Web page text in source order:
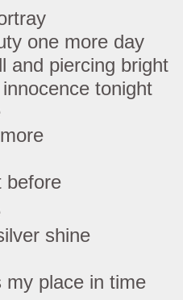
one more day
and piercing bright
tonight
before
shine
my place in time